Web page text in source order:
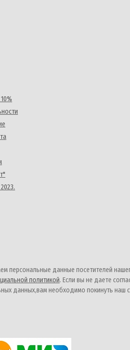
персональные данные посетителей
политикой. Если вы не даете
данных,вам необходимо покинуть наш